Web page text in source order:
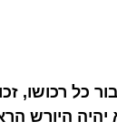
כל רכושו,
יהיה היורש